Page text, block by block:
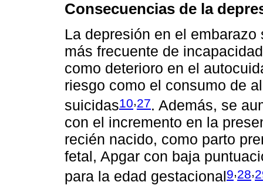
Consecuencias de la
La depresión en el
más frecuente de
como deterioro en el
riesgo como el consumo de
suicidas10 27. Además, se
con el incremento en la
recién nacido, como parto
fetal, Apgar con baja
para la edad gestacional9,28,